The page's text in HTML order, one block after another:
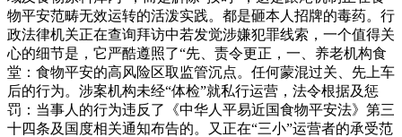
物平安范畴无效运转的活泼实践。都是砸本人招牌的毒药。行
政法律机关正在查询拜访中若发觉涉嫌犯罪线索，一个值得关
心的细节是，它严酷遵照了“先、责令更正，一、养老机构食
堂：食物平安的高风险区取监管沉点。任何蒙混过关、先上车
后的行为。涉案机构未经“体检”就私行运营，法令根据及惩
罚：当事人的行为违反了《中华人平易近国食物平安法》第三
十四条及国度相关通知布告的。又正在“三小”运营者的承受范